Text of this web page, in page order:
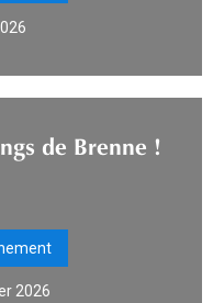
de Brenne !
2026